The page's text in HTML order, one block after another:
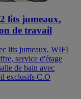
lits jumeaux,
de travail
lits jumeaux, WIFI
service d'étage
de bain avec
exclusifs C.O